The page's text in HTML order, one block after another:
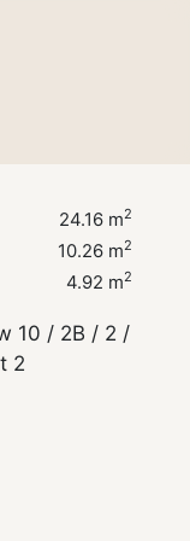
24.16 m2
10.26 m2
4.92 m2